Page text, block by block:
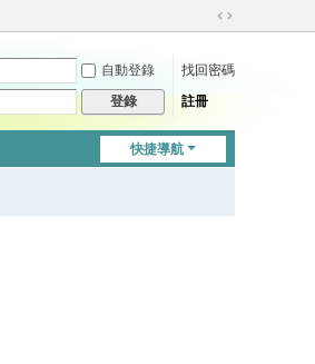
切
到
自動登錄
找回密碼
登錄 註冊
快捷導航